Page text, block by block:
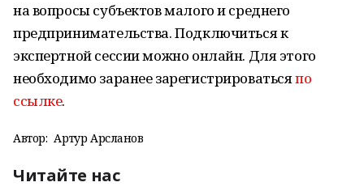
на вопросы субъектов малого и среднего
предпринимательства. Подключиться к
экспертной сессии можно онлайн. Для этого
необходимо заранее зарегистрироватьсяпо
ссылке.
Автор: Артур Арсланов
Читайте нас